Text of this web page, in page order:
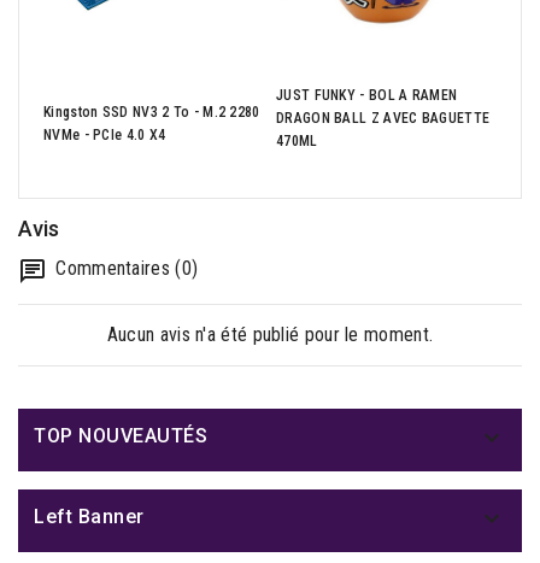
Kingston SSD NV3 2 To - M.2 2280
NVMe - PCIe 4.0 X4
JUST FUNKY - BOL A RAMEN
DRAGON BALL Z AVEC BAGUETTE
470ML
Avis
Commentaires (0)
Aucun avis n'a été publié pour le moment.
TOP NOUVEAUTÉS 
Left Banner 